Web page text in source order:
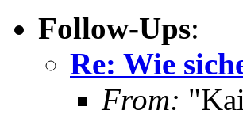
Follow-Ups:
Re: Wie
From: